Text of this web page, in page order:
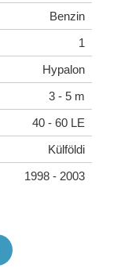
Benzin
1
Hypalon
3 - 5 m
40 - 60 LE
Külföldi
1998 - 2003